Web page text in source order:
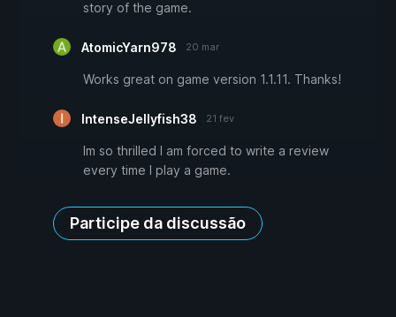
story of the game.
AtomicYarn978 20 mar
Works great on game version 1.1.11. Thanks!
IntenseJellyfish38 21 fev
Im so thrilled I am forced to write a review
every time I play a game.
Participe da discussão